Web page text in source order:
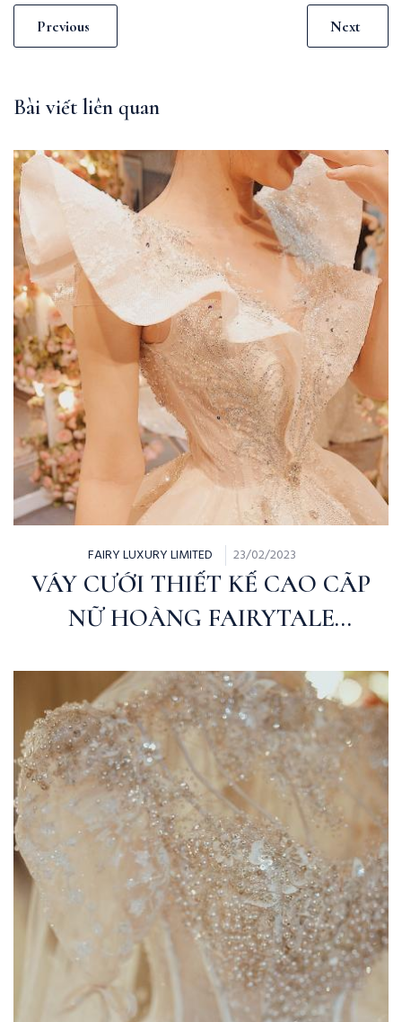
Previous Next
Bài viết liên quan
FAIRY LUXURY LIMITED 23/02/2023
VÁY CƯỚI THIẾT KẾ CAO CÃP
NỮ HOÀNG FAIRYTALE